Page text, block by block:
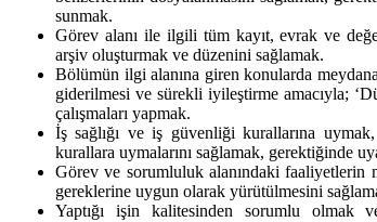
sunmak.
Görev alanı ile ilgili tüm kayıt, evrak ve
arşiv oluşturmak ve düzenini sağlamak.
Bölümün ilgi alanına giren konularda
giderilmesi ve sürekli iyileştirme amacıyla;
çalışmaları yapmak.
İş sağlığı ve iş güvenliği kurallarına
kurallara uymalarını sağlamak, gerektiğinde
Görev ve sorumluluk alanındaki faaliyetlerin
gereklerine uygun olarak yürütülmesini
Yaptığı işin kalitesinden sorumlu olmak